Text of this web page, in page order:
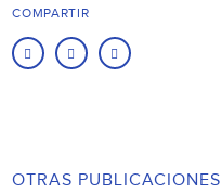
COMPARTIR
OTRAS PUBLICACIONES